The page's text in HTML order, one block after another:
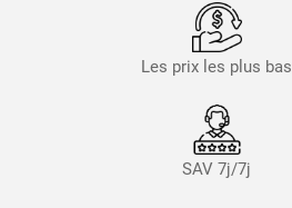
Les prix les plus bas
SAV 7j/7j